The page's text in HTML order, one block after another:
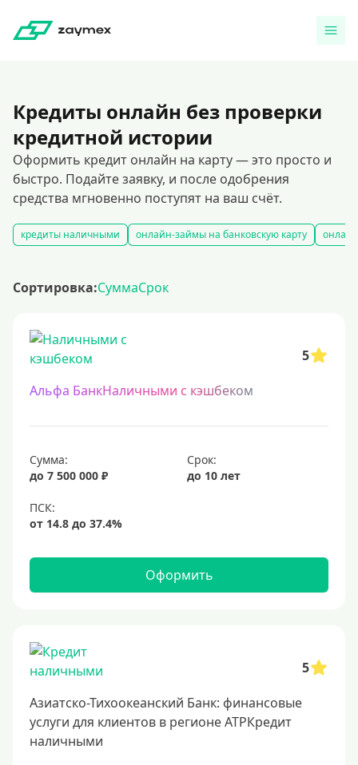
Кредиты онлайн без проверки
кредитной истории
Оформить кредит онлайн на карту — это просто и
быстро. Подайте заявку, и после одобрения
средства мгновенно поступят на ваш счёт.
кредиты наличными онлайн-займы на банковскую карту
Сортировка:СуммаСрок
5
Альфа БанкНаличными с кэшбеком
Сумма:
до 7 500 000 ₽
Срок:
до 10 лет
Оформить
5
Азиатско-Тихоокеанский Банк: финансовые
услуги для клиентов в регионе АТРКредит
наличными